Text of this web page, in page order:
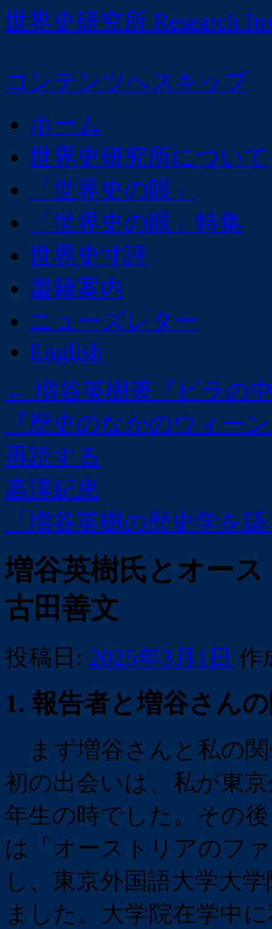
世界史研究所 Research
コンテンツへスキップ
ホーム
世界史研究所について
「世界史の眼」
「世界史の眼」特集
世界史寸評
書籍案内
ニューズレター
English
← 増谷英樹著『ビラの
『歴史のなかのウィー
再読する
高澤紀恵
「増谷英樹の歴史学を
増谷英樹氏とオー
古田善文
投稿日: 2025年3月1日 作
1. 報告者と増谷さん
まず増谷さんと私の
初の出会いは、私が東
年生の時でした。その
は「オーストリアのフ
し、東京外国語大学大
ました。大学院在学中